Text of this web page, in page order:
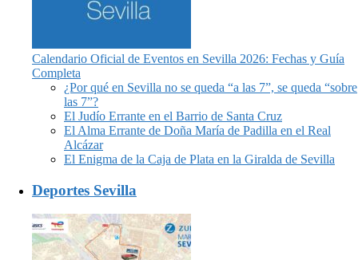
Calendario Oficial de Eventos en Sevilla 2026: Fechas y Guía
Completa
¿Por qué en Sevilla no se queda “a las 7”, se queda “sobre
las 7”?
El Judío Errante en el Barrio de Santa Cruz
El Alma Errante de Doña María de Padilla en el Real
Alcázar
El Enigma de la Caja de Plata en la Giralda de Sevilla
Deportes Sevilla